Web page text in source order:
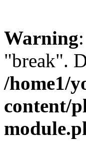
Warning
"break".
/home1/
content/